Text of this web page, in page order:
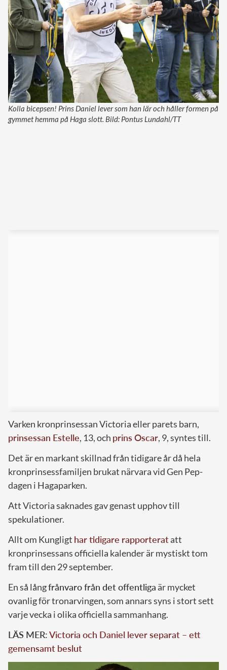
Kolla bicepsen! Prins Daniel lever som han lär och håller formen på
gymmet hemma på Haga slott. Bild: Pontus Lundahl/TT
Varken kronprinsessan Victoria eller parets barn,
prinsessan Estelle, 13, och prins Oscar, 9, syntes till.
Det är en markant skillnad från tidigare år då hela
kronprinsessfamiljen brukat närvara vid Gen Pep-
dagen i Hagaparken.
Att Victoria saknades gav genast upphov till
spekulationer.
Allt om Kungligt har tidigare rapporteratatt
kronprinsessans officiella kalender är mystiskt tom
fram till den 29 september.
En så långfrånvaro från det offentliga är mycket
ovanlig för tronarvingen, som annars syns i stort sett
varje vecka i olika officiella sammanhang.
LÄS MER:Victoria och Daniel lever separat – ett
gemensamt beslut